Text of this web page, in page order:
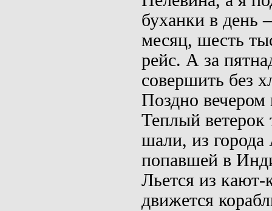
буханки в день
месяц, шесть
рейс. А за
совершить без
Поздно вечером
Теплый ветерок
шали, из
попавшей в
Льется из
дви­жется